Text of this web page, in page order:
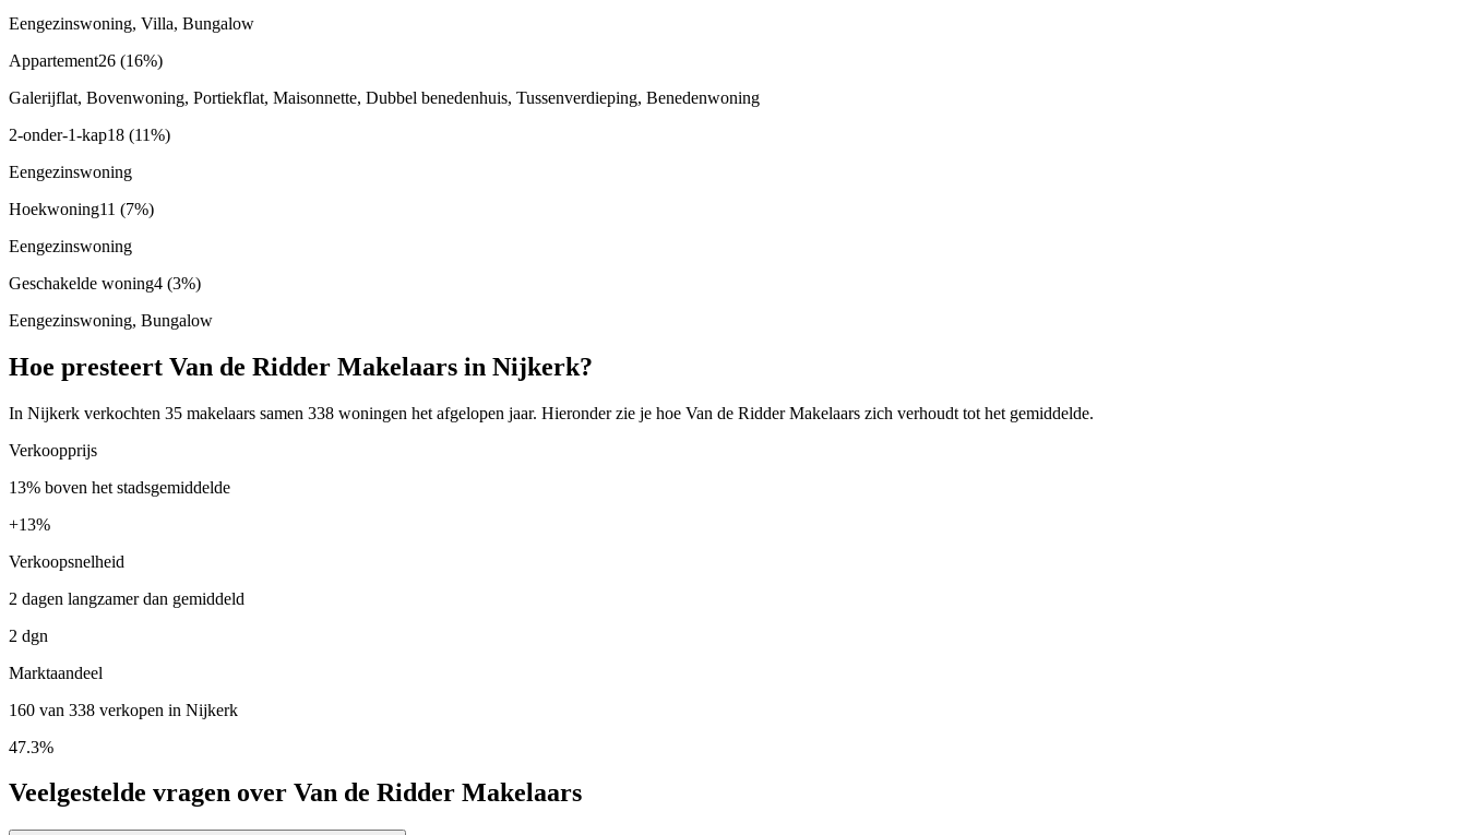
Eengezinswoning, Villa, Bungalow
Appartement26 (16%)
Galerijflat, Bovenwoning, Portiekflat, Maisonnette, Dubbel benedenhuis, Tussenverdieping, Benedenwoning
2-onder-1-kap18 (11%)
Eengezinswoning
Hoekwoning11 (7%)
Eengezinswoning
Geschakelde woning4 (3%)
Eengezinswoning, Bungalow
Hoe presteert Van de Ridder Makelaars in Nijkerk?
In Nijkerk verkochten 35 makelaars samen 338 woningen het afgelopen jaar. Hieronder zie je hoe Van de Ridder Makelaars zich verhoudt tot het gemiddelde.
Verkoopprijs
13% boven het stadsgemiddelde
+13%
Verkoopsnelheid
2 dagen langzamer dan gemiddeld
2 dgn
Marktaandeel
160 van 338 verkopen in Nijkerk
47.3%
Veelgestelde vragen over Van de Ridder Makelaars